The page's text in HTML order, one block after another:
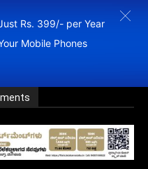
Rs. 399/- per Year
Mobile Phones